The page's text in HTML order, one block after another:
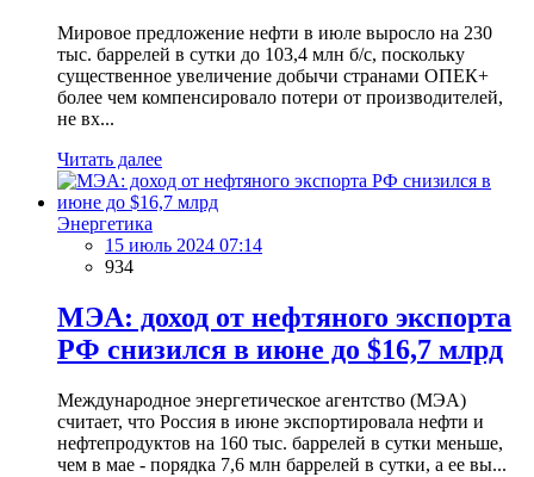
Мировое предложение нефти в июле выросло на 230
тыс. баррелей в сутки до 103,4 млн б/с, поскольку
существенное увеличение добычи странами ОПЕК+
более чем компенсировало потери от производителей,
не вх...
Читать далее
Энергетика
15 июль 2024 07:14
934
МЭА: доход от нефтяного экспорта
РФ снизился в июне до $16,7 млрд
Международное энергетическое агентство (МЭА)
считает, что Россия в июне экспортировала нефти и
нефтепродуктов на 160 тыс. баррелей в сутки меньше,
чем в мае - порядка 7,6 млн баррелей в сутки, а ее вы...